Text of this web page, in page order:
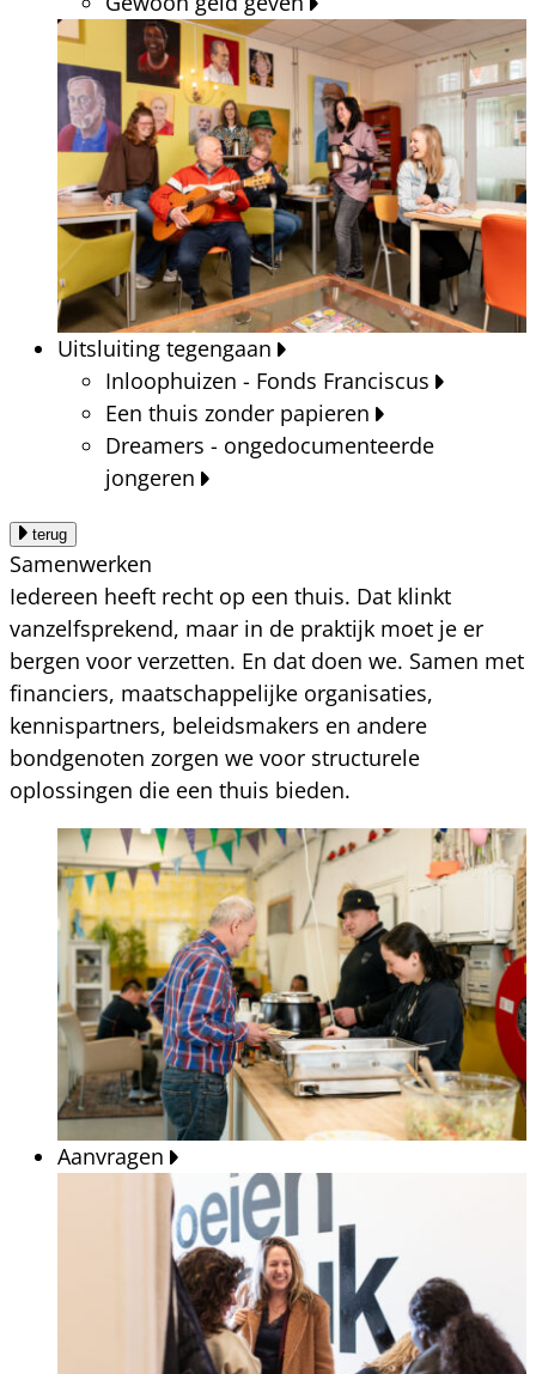
Uitsluiting tegengaan
Inloophuizen - Fonds Franciscus
Een thuis zonder papieren
Dreamers - ongedocumenteerde
jongeren
terug
Samenwerken
Iedereen heeft recht op een thuis. Dat klinkt
vanzelfsprekend, maar in de praktijk moet je er
bergen voor verzetten. En dat doen we. Samen met
financiers, maatschappelijke organisaties,
kennispartners, beleidsmakers en andere
bondgenoten zorgen we voor structurele
oplossingen die een thuis bieden.
Aanvragen